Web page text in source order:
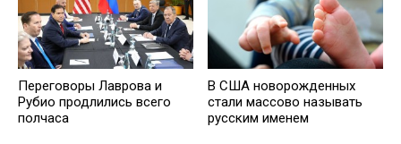
Переговоры Лаврова и
Рубио продлились всего
полчаса
В США новорожденных
стали массово называть
русским именем